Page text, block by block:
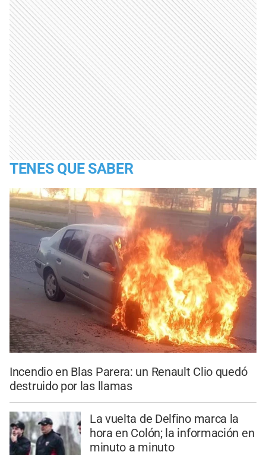
TENES QUE SABER
Incendio en Blas Parera: un Renault Clio quedó
destruido por las llamas
La vuelta de Delfino marca la
hora en Colón; la información en
minuto a minuto